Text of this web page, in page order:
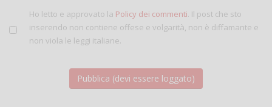
Ho letto e approvato la Policy dei commenti. Il post che sto
inserendo non contiene offese e volgarità, non è diffamante e
non viola le leggi italiane.